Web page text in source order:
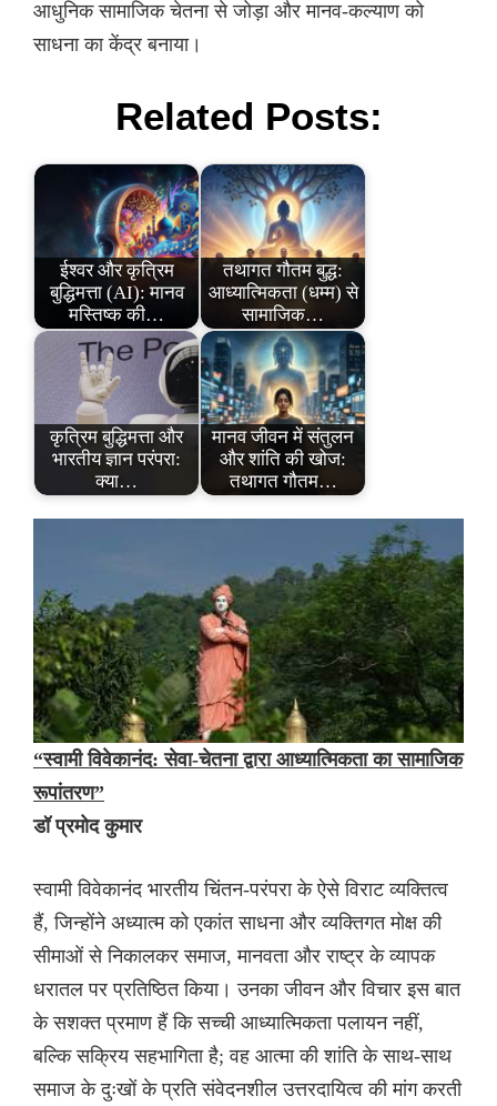
आधुनिक सामाजिक चेतना से जोड़ा और मानव-कल्याण को
साधना का केंद्र बनाया।
Related Posts:
ईश्वर और कृत्रिम
बुद्धिमत्ता (AI): मानव
मस्तिष्क की…
तथागत गौतम बुद्ध:
आध्यात्मिकता (धम्म) से
सामाजिक…
कृत्रिम बुद्धिमत्ता और
भारतीय ज्ञान परंपरा:
क्या…
मानव जीवन में संतुलन
और शांति की खोज:
तथागत गौतम…
“स्वामी विवेकानंद: सेवा-चेतना द्वारा आध्यात्मिकता का सामाजिक
रूपांतरण”
डॉ प्रमोद कुमार
स्वामी विवेकानंद भारतीय चिंतन-परंपरा के ऐसे विराट व्यक्तित्व
हैं, जिन्होंने अध्यात्म को एकांत साधना और व्यक्तिगत मोक्ष की
सीमाओं से निकालकर समाज, मानवता और राष्ट्र के व्यापक
धरातल पर प्रतिष्ठित किया। उनका जीवन और विचार इस बात
के सशक्त प्रमाण हैं कि सच्ची आध्यात्मिकता पलायन नहीं,
बल्कि सक्रिय सहभागिता है; वह आत्मा की शांति के साथ-साथ
समाज के दुःखों के प्रति संवेदनशील उत्तरदायित्व की मांग करती